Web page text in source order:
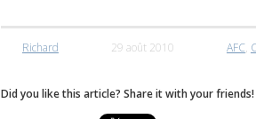
Richard 29 août 2010 AFC,
Did you like this article? Share it with your friends!